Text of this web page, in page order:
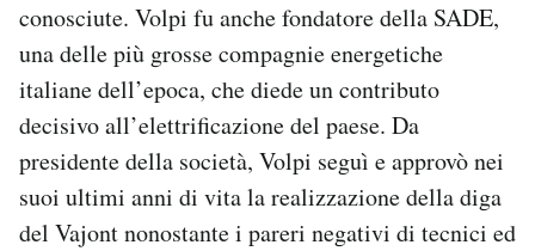
conosciute. Volpi fu anche fondatore della SADE,
una delle più grosse compagnie energetiche
italiane dell’epoca, che diede un contributo
decisivo all’elettrificazione del paese. Da
presidente della società, Volpi seguì e approvò nei
suoi ultimi anni di vita la realizzazione della diga
del Vajont nonostante i pareri negativi di tecnici ed